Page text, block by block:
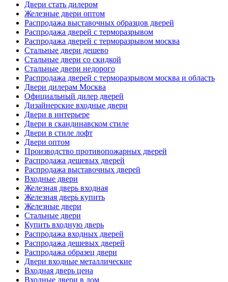
Двери стать дилером
Железные двери оптом
Распродажа выставочных образцов дверей
Распродажа дверей с терморазрывом
Распродажа дверей с терморазрывом москва
Стальные двери дешево
Стальные двери со скидкой
Стальные двери недорого
Распродажа дверей с терморазрывом москва и область
Двери дилерам Москва
Официальный дилер дверей
Дизайнерские входные двери
Двери в интерьере
Двери в скандинавском стиле
Двери в стиле лофт
Двери оптом
Производство противопожарных дверей
Распродажа дешевых дверей
Распродажа выставочных дверей
Входные двери
Железная дверь входная
Железная дверь купить
Железные двери
Стальные двери
Купить входную дверь
Распродажа входных дверей
Распродажа дешевых дверей
Распродажа образец двери
Двери входные металлические
Входная дверь цена
Входные двери в дом